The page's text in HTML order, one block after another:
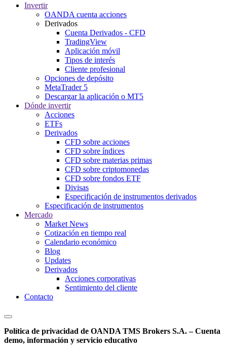
Invertir
OANDA cuenta acciones
Derivados
Cuenta Derivados - CFD
TradingView
Aplicación móvil
Tipos de interés
Cliente profesional
Opciones de depósito
MetaTrader 5
Descargar la aplicación o MT5
Dónde invertir
Acciones
ETFs
Derivados
CFD sobre acciones
CFD sobre índices
CFD sobre materias primas
CFD sobre criptomonedas
CFD sobre fondos ETF
Divisas
Especificación de instrumentos derivados
Especificación de instrumentos
Mercado
Market News
Cotización en tiempo real
Calendario económico
Blog
Updates
Derivados
Acciones corporativas
Sentimiento del cliente
Contacto
Política de privacidad de OANDA TMS Brokers S.A. – Cuenta
demo, información y servicio educativo